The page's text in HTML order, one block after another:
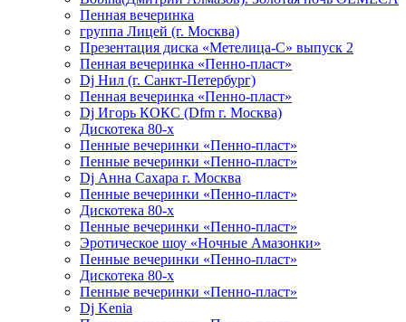
Пенная вечеринка
группа Лицей (г. Москва)
Презентация диска «Метелица-С» выпуск 2
Пенная вечеринка «Пенно-пласт»
Dj Нил (г. Санкт-Петербург)
Пенная вечеринка «Пенно-пласт»
Dj Игорь КОКС (Dfm г. Москва)
Дискотека 80-х
Пенные вечеринки «Пенно-пласт»
Пенные вечеринки «Пенно-пласт»
Dj Анна Сахара г. Москва
Пенные вечеринки «Пенно-пласт»
Дискотека 80-х
Пенные вечеринки «Пенно-пласт»
Эротическое шоу «Ночные Амазонки»
Пенные вечеринки «Пенно-пласт»
Дискотека 80-х
Пенные вечеринки «Пенно-пласт»
Dj Kenia